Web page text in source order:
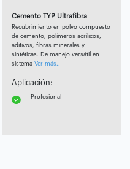
Cemento TYP Ultrafibra
Recubrimiento en polvo compuesto
de cemento, polímeros acrílicos,
aditivos, fibras minerales y
sintéticas. De manejo versátil en
sistema Ver más..
Aplicación:
Profesional